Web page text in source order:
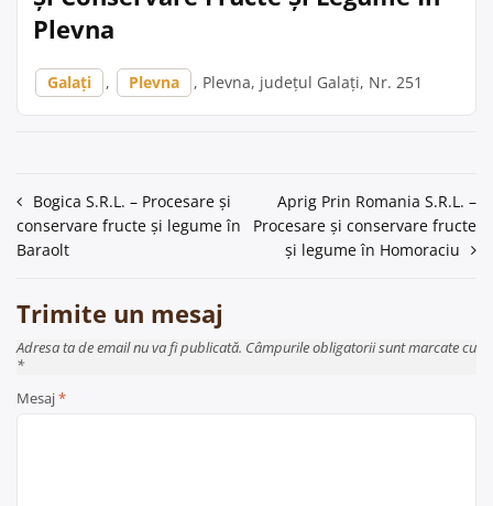
Plevna
Galați , Plevna , Plevna, județul Galați, Nr. 251
Navigare
în
Bogica S.R.L. – Procesare și
conservare fructe și legume în
Baraolt
Aprig Prin Romania S.R.L. –
Procesare și conservare fructe
și legume în Homoraciu
Trimite un mesaj
Adresa ta de email nu va fi publicată. Câmpurile obligatorii sunt marcate cu
*
Mesaj*